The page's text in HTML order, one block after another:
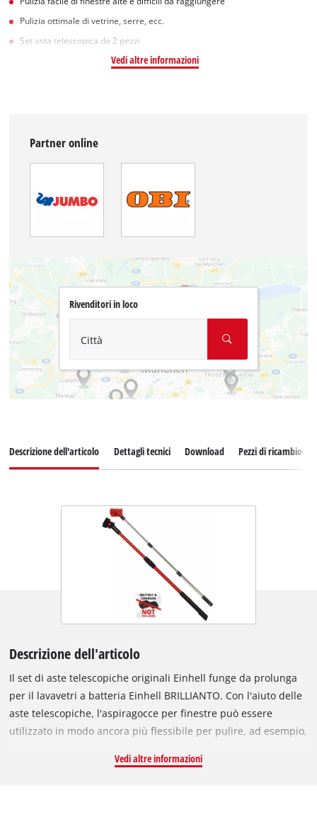
Pulizia ottimale di vetrine, serre, ecc.
Set asta telescopica da 2 pezzi
Vedi altre informazioni
Partner online
Rivenditori in loco
Città
Descrizione dell'articolo Dettagli tecnici Download Pezzi di ricambio
Descrizione dell'articolo
Il set di aste telescopiche originali Einhell funge da prolunga
per il lavavetri a batteria Einhell BRILLIANTO. Con l'aiuto delle
aste telescopiche, l'aspiragocce per finestre può essere
utilizzato in modo ancora più flessibile per pulire, ad esempio,
difficili da raggiungere nella tromba delle scale. Il set è
Vedi altre informazioni